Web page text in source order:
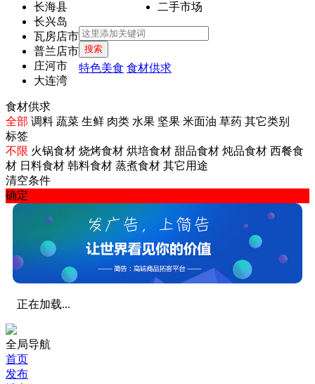
长海县
长兴岛
瓦房店市
普兰店市
庄河市
大连湾
二手市场
食材供求
全部 调料 蔬菜 生鲜 肉类 水果 坚果 米面油 草药 其它类别
标签
不限 火锅食材 烧烤食材 烘培食材 甜品食材 炖品食材 西餐食
材 日料食材 韩料食材 蒸煮食材 其它用途
清空条件
确定
搜索
特色美食 食材供求
正在加载...
全局导航
首页
发布